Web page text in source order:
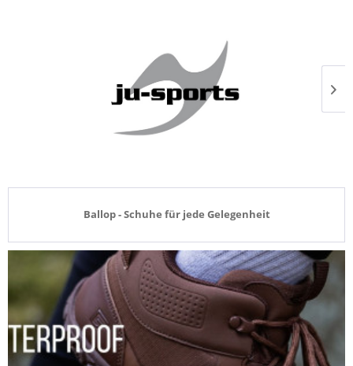
Ballop - Schuhe für jede Gelegenheit